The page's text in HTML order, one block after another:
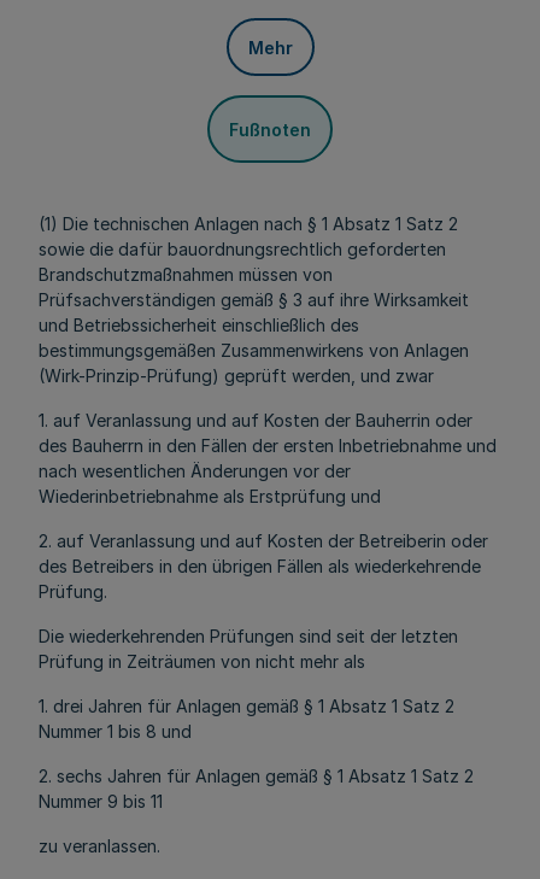
Mehr
Fußnoten
(1) Die technischen Anlagen nach § 1 Absatz 1 Satz 2
sowie die dafür bauordnungsrechtlich geforderten
Brandschutzmaßnahmen müssen von
Prüfsachverständigen gemäß § 3 auf ihre Wirksamkeit
und Betriebssicherheit einschließlich des
bestimmungsgemäßen Zusammenwirkens von Anlagen
(Wirk-Prinzip-Prüfung) geprüft werden, und zwar
1. auf Veranlassung und auf Kosten der Bauherrin oder
des Bauherrn in den Fällen der ersten Inbetriebnahme und
nach wesentlichen Änderungen vor der
Wiederinbetriebnahme als Erstprüfung und
2. auf Veranlassung und auf Kosten der Betreiberin oder
des Betreibers in den übrigen Fällen als wiederkehrende
Prüfung.
Die wiederkehrenden Prüfungen sind seit der letzten
Prüfung in Zeiträumen von nicht mehr als
1. drei Jahren für Anlagen gemäß § 1 Absatz 1 Satz 2
Nummer 1 bis 8 und
2. sechs Jahren für Anlagen gemäß § 1 Absatz 1 Satz 2
Nummer 9 bis 11
zu veranlassen.